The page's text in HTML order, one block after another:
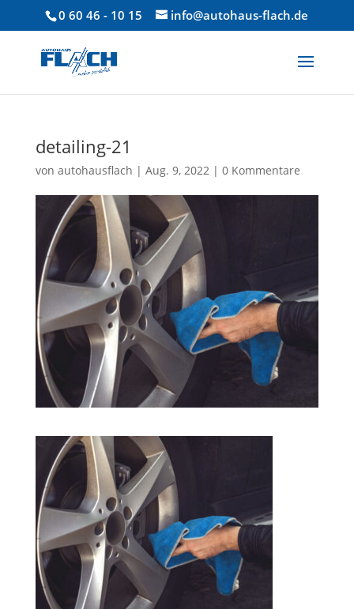
0 60 46 - 10 15 info@autohaus-flach.de
detailing-21
von autohausflach | Aug. 9, 2022| 0 Kommentare